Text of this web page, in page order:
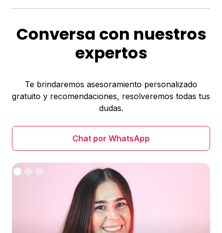
Conversa con nuestros
expertos
Te brindaremos asesoramiento personalizado
gratuito y recomendaciones, resolveremos todas tus
dudas.
Chat por WhatsApp